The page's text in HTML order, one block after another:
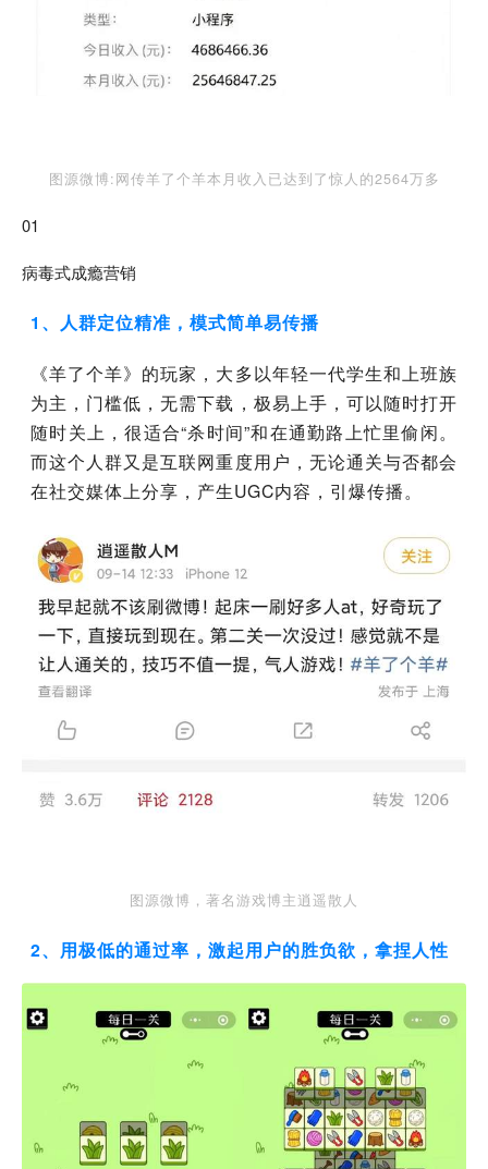
图源微博:网传羊了个羊本月收入已达到了惊人的2564万多
01
病毒式成瘾营销
1、人群定位精准，模式简单易传播
《羊了个羊》的玩家，大多以年轻一代学生和上班族
为主，门槛低，无需下载，极易上手，可以随时打开
随时关上，很适合“杀时间”和在通勤路上忙里偷闲。
而这个人群又是互联网重度用户，无论通关与否都会
在社交媒体上分享，产生UGC内容，引爆传播。
图源微博，著名游戏博主逍遥散人
2、用极低的通过率，激起用户的胜负欲，拿捏人性